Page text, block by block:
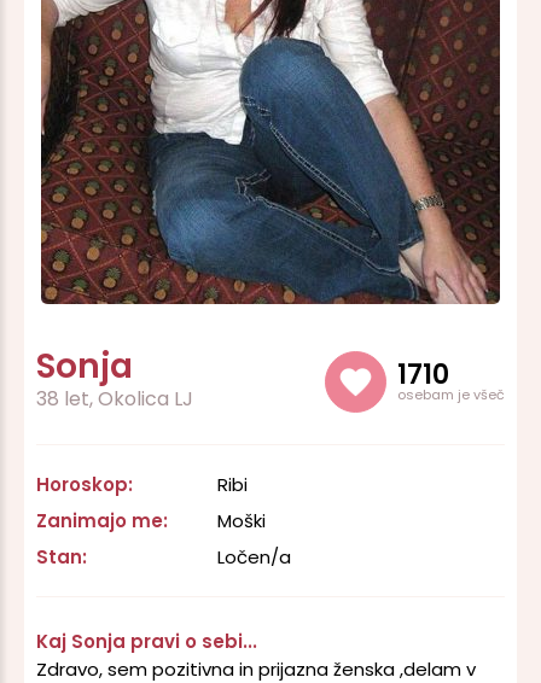
Sonja
38 let, Okolica LJ
1710
osebam je všeč
Horoskop:
Ribi
Zanimajo me:
Moški
Stan:
Ločen/a
Kaj Sonja pravi o sebi...
Zdravo, sem pozitivna in prijazna ženska ,delam v